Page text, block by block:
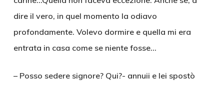
dire il vero, in quel momento la odiavo
profondamente. Volevo dormire e quella mi era
entrata in casa come se niente fosse…
– Posso sedere signore? Qui?- annuii e lei spostò